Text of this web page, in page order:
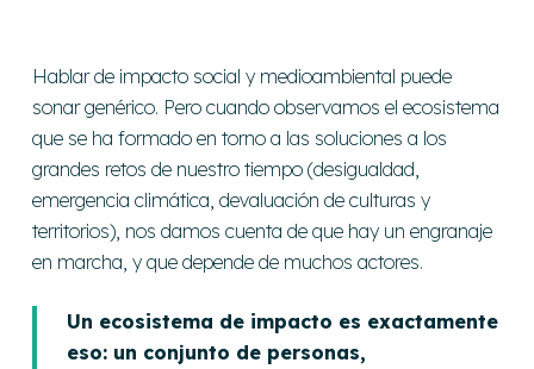
Hablar de impacto social y medioambiental puede
sonar genérico. Pero cuando observamos el ecosistema
que se ha formado en torno a las soluciones a los
grandes retos de nuestro tiempo (desigualdad,
emergencia climática, devaluación de culturas y
territorios), nos damos cuenta de que hay un engranaje
en marcha, y que depende de muchos actores.
Un ecosistema de impacto es exactamente
eso: un conjunto de personas,